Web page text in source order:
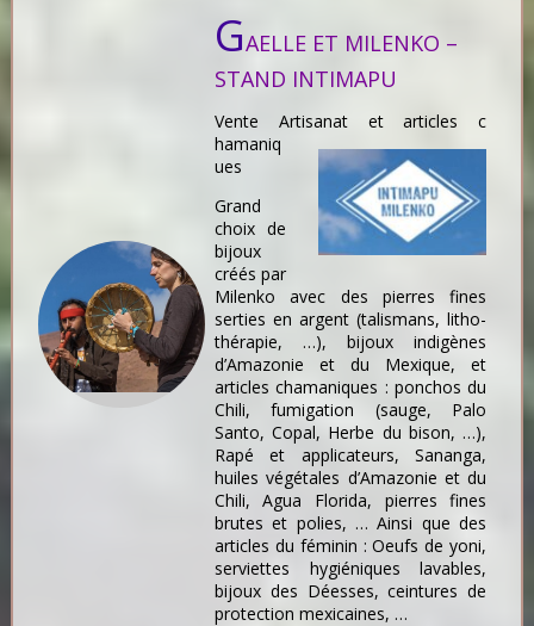
GAELLE ET MILENKO –
STAND INTIMAPU
Vente Artisanat et articles c
hamaniq
ues
Grand
choix de
bijoux
créés par
Milenko avec des pierres fines
serties en argent (talismans, litho-
thérapie, …), bijoux indigènes
d’Amazonie et du Mexique, et
articles chamaniques : ponchos du
Chili, fumigation (sauge, Palo
Santo, Copal, Herbe du bison, …),
Rapé et applicateurs, Sananga,
huiles végétales d’Amazonie et du
Chili, Agua Florida, pierres fines
brutes et polies, … Ainsi que des
articles du féminin : Oeufs de yoni,
serviettes hygiéniques lavables,
bijoux des Déesses, ceintures de
protection mexicaines, …